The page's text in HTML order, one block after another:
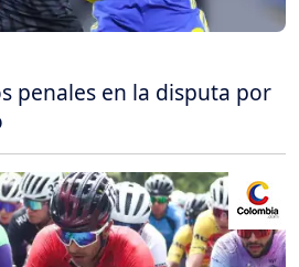
penales en la disputa por